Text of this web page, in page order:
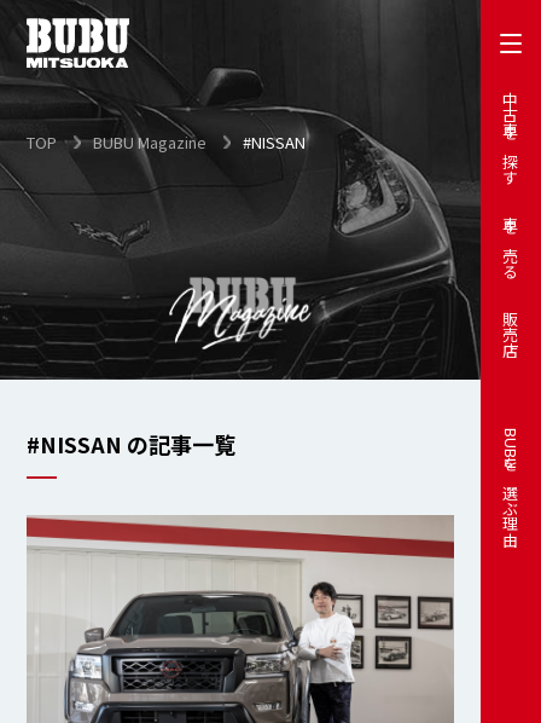
中古車を探す
車を売る
販売店
BUBUを選ぶ理由
TOP BUBU Magazine #NISSAN
#NISSAN の記事一覧